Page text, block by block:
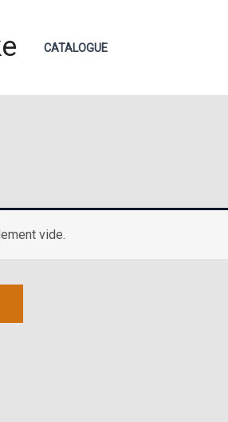
CATALOGUE
vide.